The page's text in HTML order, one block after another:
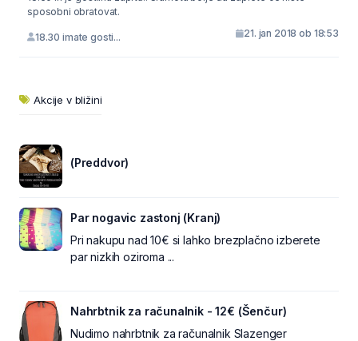
sposobni obratovat.
18.30 imate gosti... 21. jan 2018 ob 18:53
Akcije v bližini
(Preddvor)
Par nogavic zastonj (Kranj)
Pri nakupu nad 10€ si lahko brezplačno izberete
par nizkih oziroma ...
Nahrbtnik za računalnik - 12€ (Šenčur)
Nudimo nahrbtnik za računalnik Slazenger